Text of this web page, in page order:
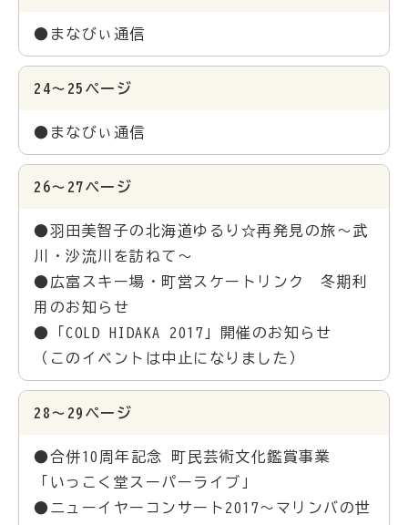
●まなびぃ通信
24～25ページ
●まなびぃ通信
26～27ページ
●羽田美智子の北海道ゆるり☆再発見の旅～武
川・沙流川を訪ねて～
●広富スキー場・町営スケートリンク 冬期利
用のお知らせ
●「COLD HIDAKA 2017」開催のお知らせ
（このイベントは中止になりました）
28～29ページ
●合併10周年記念 町民芸術文化鑑賞事業
「いっこく堂スーパーライブ」
●ニューイヤーコンサート2017～マリンバの世